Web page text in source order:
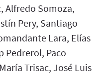
Alfredo Somoza,
Pery, Santiago
Lara, Elías
Pedrerol, Paco
Trisac, José Luis